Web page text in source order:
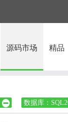
源码市场 精品
 数据库：